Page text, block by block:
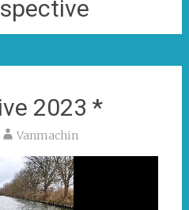
2023 *
Vanmachin